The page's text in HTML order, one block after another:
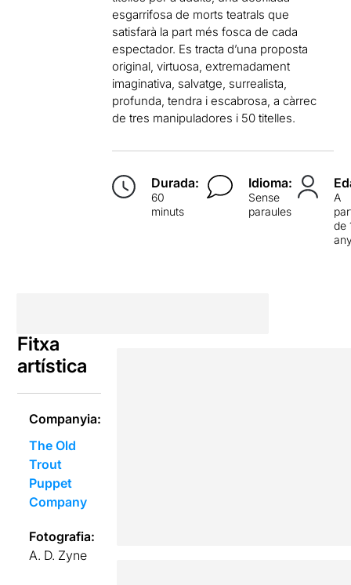
esgarrifosa de morts teatrals que
satisfarà la part més fosca de cada
espectador. Es tracta d’una proposta
original, virtuosa, extremadament
imaginativa, salvatge, surrealista,
profunda, tendra i escabrosa, a càrrec
de tres manipuladores i 50 titelles.
Durada:
60
minuts
Idioma:
Sense
paraules
A
de
Fitxa
artística
Companyia:
The Old
Trout
Puppet
Company
Fotografia:
A. D. Zyne